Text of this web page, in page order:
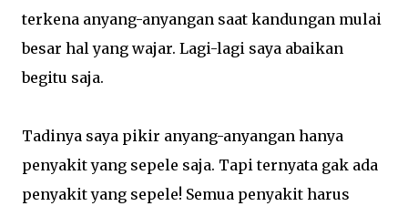
terkena anyang-anyangan saat kandungan mulai
besar hal yang wajar. Lagi-lagi saya abaikan
begitu saja.
Tadinya saya pikir anyang-anyangan hanya
penyakit yang sepele saja. Tapi ternyata gak ada
penyakit yang sepele! Semua penyakit harus